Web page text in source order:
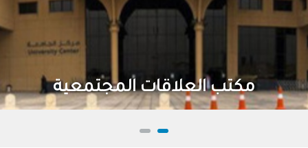
مكتب العلاقات المجتمعية